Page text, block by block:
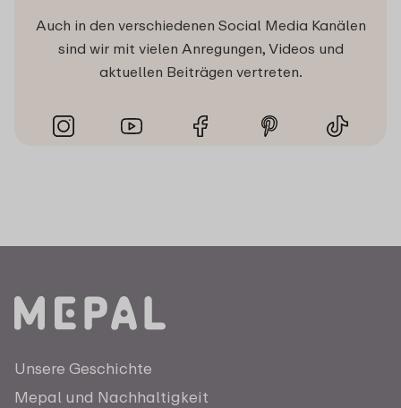
Auch in den verschiedenen Social Media Kanälen
sind wir mit vielen Anregungen, Videos und
aktuellen Beiträgen vertreten.
Unsere Geschichte
Mepal und Nachhaltigkeit